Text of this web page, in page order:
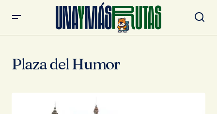
Plaza del Humor